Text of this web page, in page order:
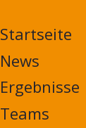
MAIN
NAVIGATION
FOOTER
Startseite
News
Ergebnisse
Teams